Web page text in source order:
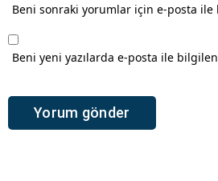
Beni sonraki yorumlar için e-posta
Beni yeni yazılarda e-posta ile